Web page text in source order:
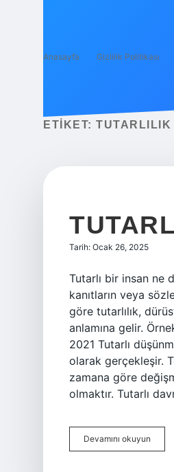
Anasayfa Gizlilik Politikası
ETIKET: TUTARLILIK
Tarih: Ocak 26, 2025
Tutarlı bir insan ne
kanıtların veya
göre tutarlılık,
anlamına gelir.
2021 Tutarlı
olarak gerçekleşir.
zamana göre
olmaktır. Tutarlı
Devamını okuyun